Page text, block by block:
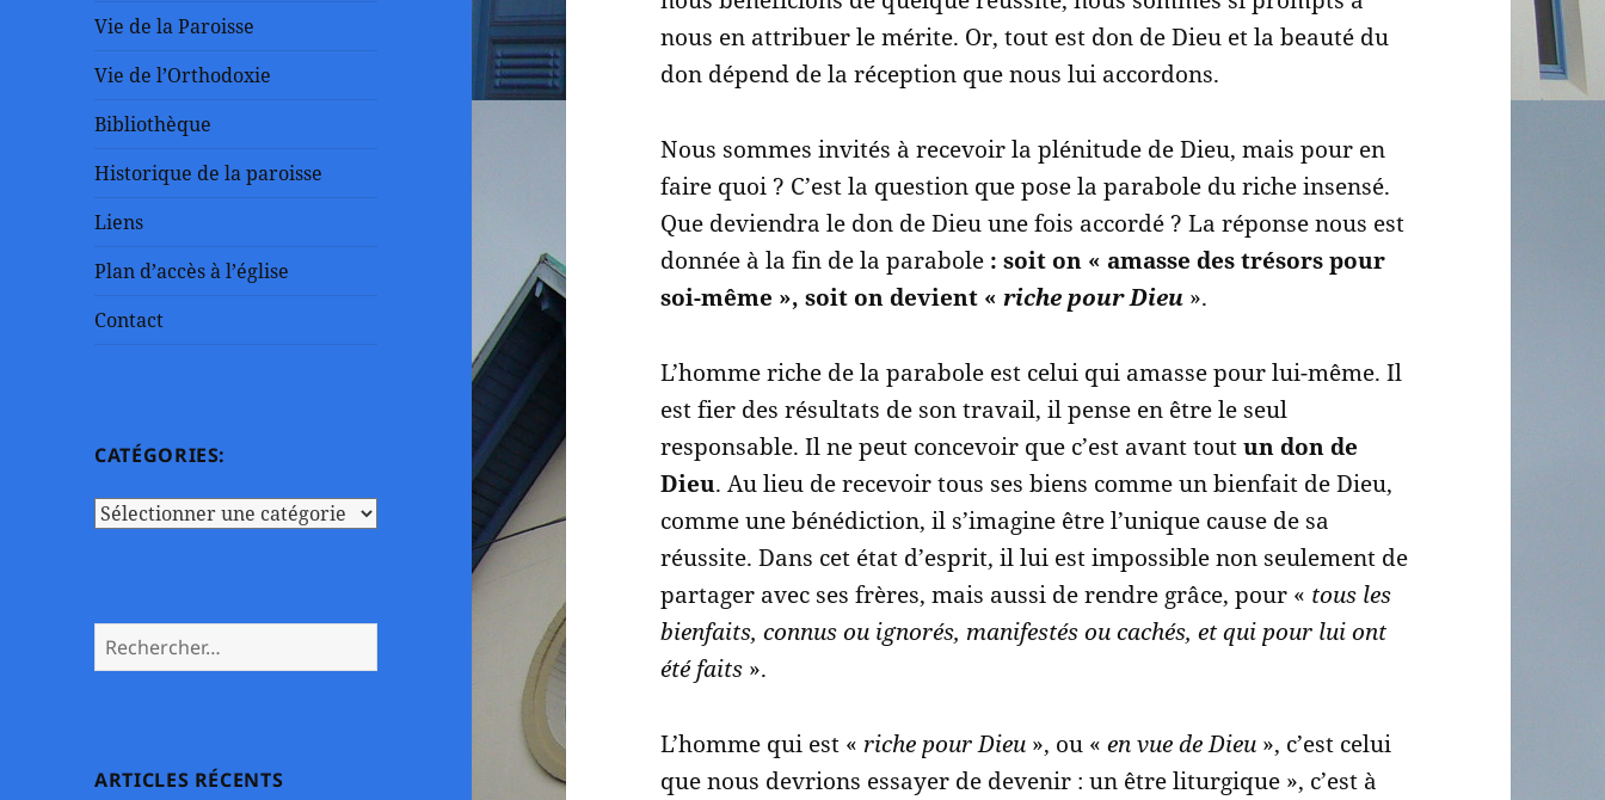
Vie de la Paroisse
Vie de l’Orthodoxie
Bibliothèque
Historique de la paroisse
Liens
Plan d’accès à l’église
Contact
CATÉGORIES:
Catégories:
Rechercher :
ARTICLES RÉCENTS
nous en attribuer le mérite. Or, tout est don de Dieu et la beauté du
don dépend de la réception que nous lui accordons.
Nous sommes invités à recevoir la plénitude de Dieu, mais pour en
faire quoi ? C’est la question que pose la parabole du riche insensé.
Que deviendra le don de Dieu une fois accordé ? La réponse nous est
donnée à la fin de la parabole : soit on « amasse des trésors pour
soi-même », soit on devient «riche pour Dieu ».
L’homme riche de la parabole est celui qui amasse pour lui-même. Il
est fier des résultats de son travail, il pense en être le seul
responsable. Il ne peut concevoir que c’est avant toutun don de
Dieu. Au lieu de recevoir tous ses biens comme un bienfait de Dieu,
comme une bénédiction, il s’imagine être l’unique cause de sa
réussite. Dans cet état d’esprit, il lui est impossible non seulement de
partager avec ses frères, mais aussi de rendre grâce, pour « tous les
bienfaits, connus ou ignorés, manifestés ou cachés, et qui pour lui ont
été faits ».
L’homme qui est « riche pour Dieu », ou «en vue de Dieu », c’est celui
que nous devrions essayer de devenir : un être liturgique », c’est à